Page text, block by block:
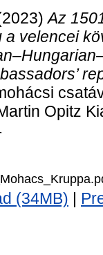
Az
velencei
Opitz
(34MB)